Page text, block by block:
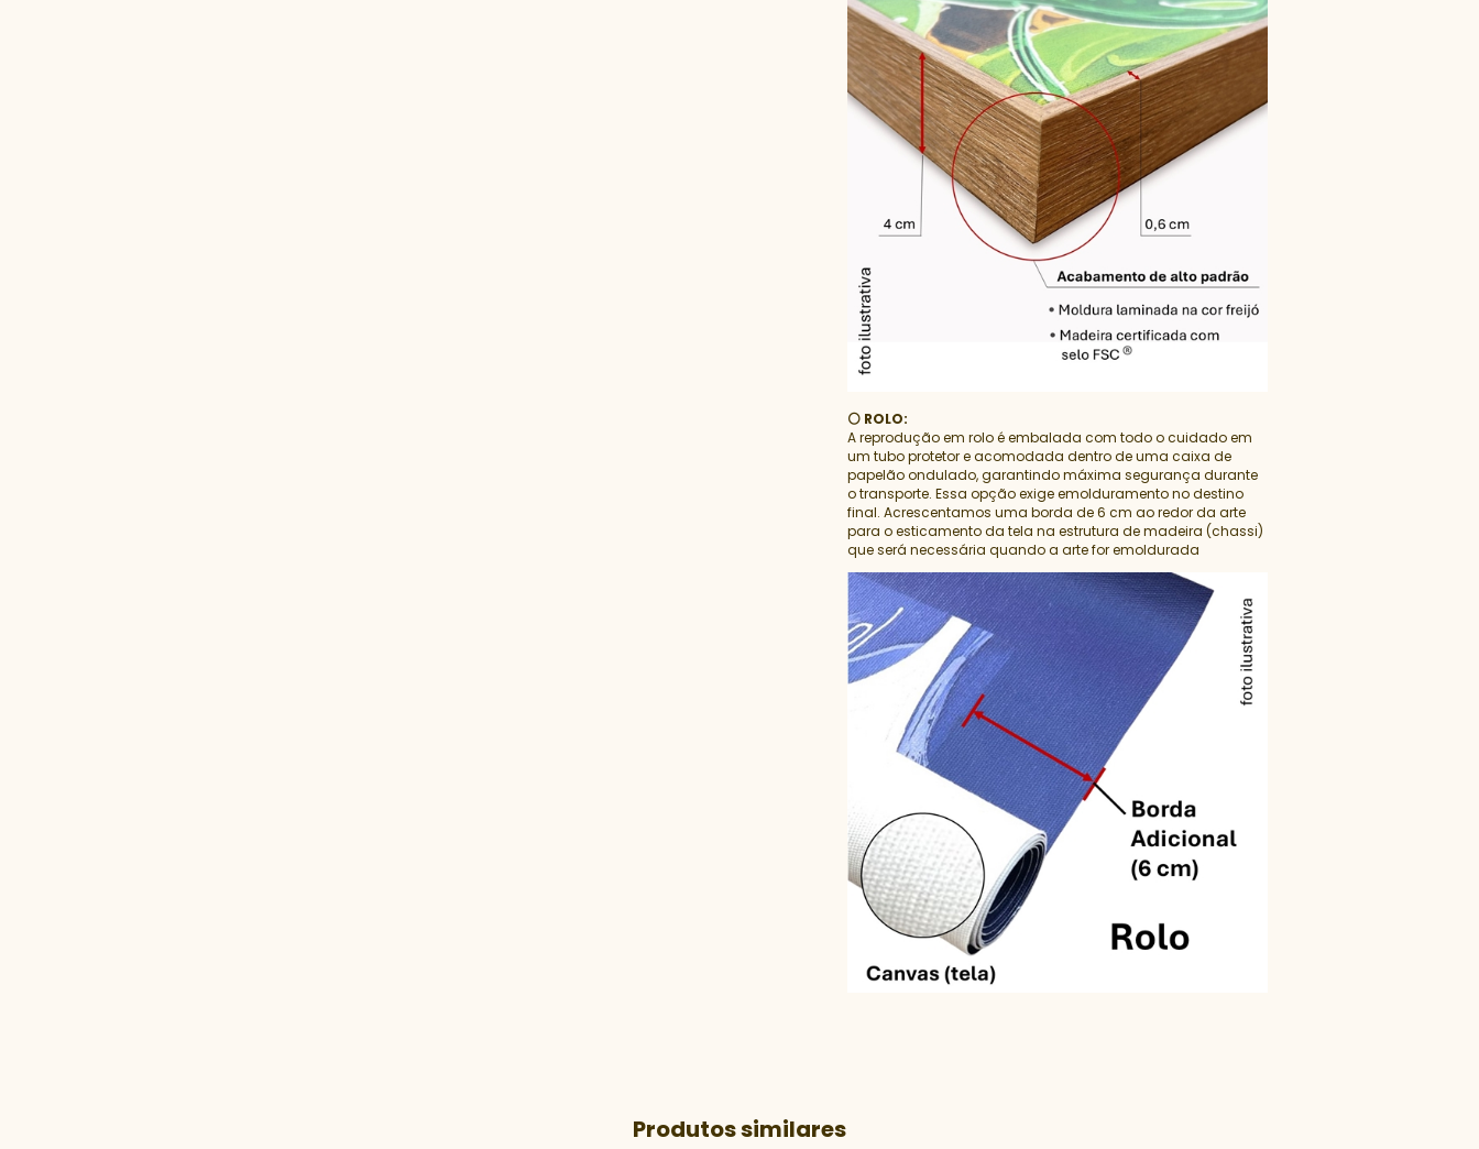
⚪ ROLO:
A reprodução em rolo é embalada com todo o cuidado em
um tubo protetor e acomodada dentro de uma caixa de
papelão ondulado, garantindo máxima segurança durante
o transporte. Essa opção exige emolduramento no destino
final. Acrescentamos uma borda de 6 cm ao redor da arte
para o esticamento da tela na estrutura de madeira (chassi)
que será necessária quando a arte for emoldurada
Produtos similares